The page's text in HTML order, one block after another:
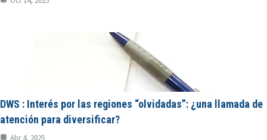
DWS : Interés por las regiones “olvidadas”: ¿una llamada de
atención para diversificar?